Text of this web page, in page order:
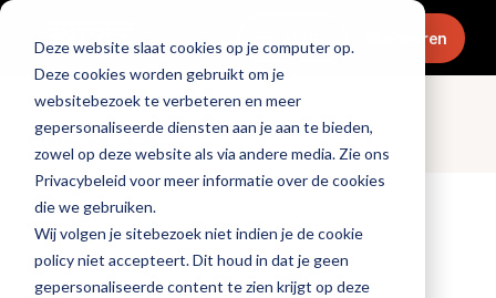
Deze website slaat cookies op je computer op.
Deze cookies worden gebruikt om je
websitebezoek te verbeteren en meer
gepersonaliseerde diensten aan je aan te bieden,
zowel op deze website als via andere media. Zie ons
Privacybeleid voor meer informatie over de cookies
die we gebruiken.
Wij volgen je sitebezoek niet indien je de cookie
policy niet accepteert. Dit houd in dat je geen
gepersonaliseerde content te zien krijgt op deze
Menu Abonneren
Culinair & chefs